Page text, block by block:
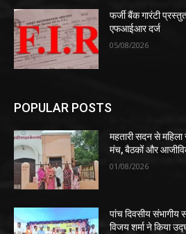
फर्जी बैंक गारंटी
एफआईआर दर्ज
05/08/2026
POPULAR POSTS
महतारी सदन से महिला
मंच, बैठकों और
01/08/2026
पांच दिवसीय संभागीय
विजय शर्मा ने किया